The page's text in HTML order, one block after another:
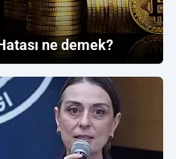
ne demek?